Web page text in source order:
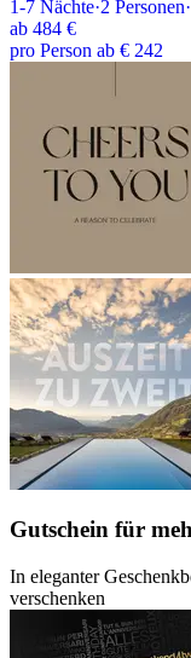
1-7 Nächte·2 Personen·
ab 484 €
pro Person ab € 242
Gutschein für
In eleganter
verschenken